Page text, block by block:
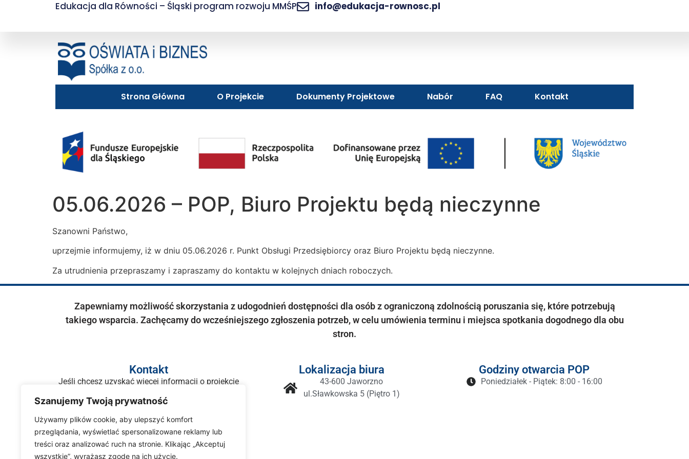
Szanujemy Twoją prywatność
Używamy plików cookie, aby ulepszyć komfort
przeglądania, wyświetlać spersonalizowane reklamy lub
treści oraz analizować ruch na stronie. Klikając „Akceptuj
wszystkie”, wyrażasz zgodę na ich użycie.
Edukacja dla Równości – Śląski program rozwoju MMŚP info@edukacja-rownosc.pl
Strona Główna O Projekcie Dokumenty Projektowe Nabór FAQ Kontakt
05.06.2026 – POP, Biuro Projektu będą nieczynne
Szanowni Państwo,
uprzejmie informujemy, iż w dniu 05.06.2026 r. Punkt Obsługi Przedsiębiorcy oraz Biuro Projektu będą nieczynne.
Za utrudnienia przepraszamy i zapraszamy do kontaktu w kolejnych dniach roboczych.
Zapewniamy możliwość skorzystania z udogodnień dostępności dla osób z ograniczoną zdolnością poruszania się, które potrzebują
takiego wsparcia. Zachęcamy do wcześniejszego zgłoszenia potrzeb, w celu umówienia terminu i miejsca spotkania dogodnego dla obu
stron.
Kontakt
Jeśli chcesz uzyskać więcej informacji o projekcie
513-925-843
info@edukacja-rownosc.pl
Lokalizacja biura
43-600 Jaworzno
ul.Sławkowska 5 (Piętro 1)
Godziny otwarcia POP
Poniedziałek - Piątek: 8:00 - 16:00